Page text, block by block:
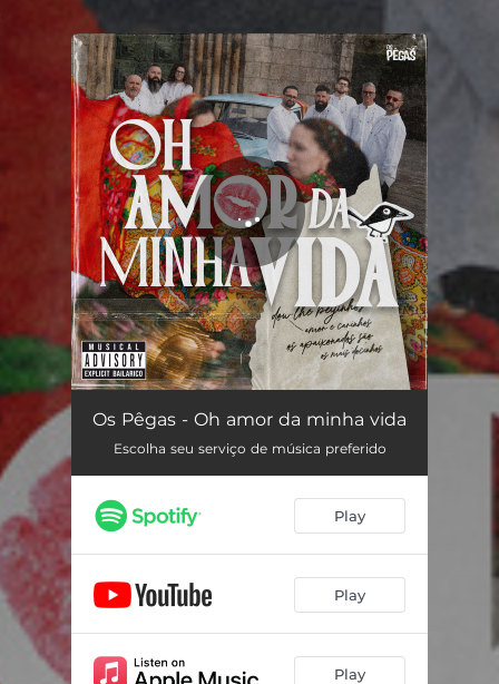
You're all set!
Oh amor da minha vida 03:53
Os Pêgas - Oh amor da minha vida
Escolha seu serviço de música preferido
Play
Play
Play